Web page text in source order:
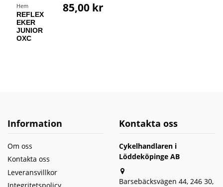
Hem
REFLEX
EKER
JUNIOR
OXC
85,00 kr
Information
Om oss
Kontakta oss
Leveransvillkor
Kontakta oss
Cykelhandlaren i
Löddeköpinge AB
Barsebäcksvägen 44, 246 30,